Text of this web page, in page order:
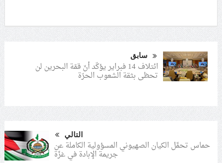
سابق
ائتلاف 14 فبراير يؤكّد أنّ قمّة البحرين لن
تحظى بثقة الشعوب الحرّة
التالي
حماس تحمِّل الكيان الصهيوني المسؤولية الكاملة عن
جريمة الإبادة في غزّة